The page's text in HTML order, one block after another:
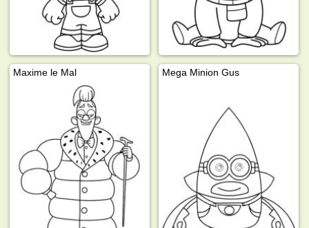
Maxime le Mal Mega Minion Gus